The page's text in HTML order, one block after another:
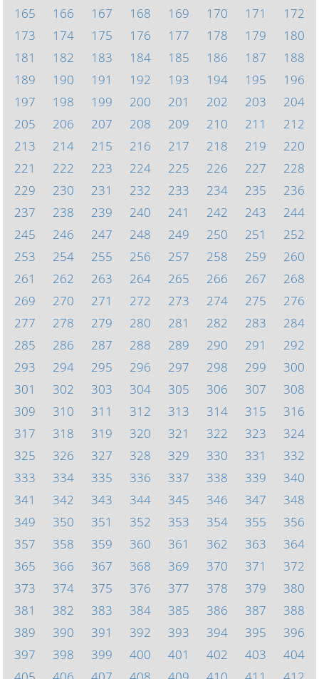
165
166 167 168 169 170 171
172
173
174 175 176 177 178 179
180
181
182 183 184 185 186 187
188
189
190 191 192 193 194 195
196
197
198 199 200 201 202 203
204
205
206 207 208 209 210 211
212
213
214 215 216 217 218 219
220
221
222 223 224 225 226 227
228
229
230 231 232 233 234 235
236
237
238 239 240 241 242 243
244
245
246 247 248 249 250 251
252
253
254 255 256 257 258 259
260
261
262 263 264 265 266 267
268
269
270 271 272 273 274 275
276
277
278 279 280 281 282 283
284
285
286 287 288 289 290 291
292
293
294 295 296 297 298 299
300
301
302 303 304 305 306 307
308
309
310 311 312 313 314 315
316
317
318 319 320 321 322 323
324
325
326 327 328 329 330 331
332
333
334 335 336 337 338 339
340
341
342 343 344 345 346 347
348
349
350 351 352 353 354 355
356
357
358 359 360 361 362 363
364
365
366 367 368 369 370 371
372
373
374 375 376 377 378 379
380
381
382 383 384 385 386 387
388
389
390 391 392 393 394 395
396
397
398 399 400 401 402 403
404